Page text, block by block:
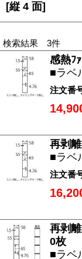
[縦 4 面]
検索結果 3件
感熱ﾌ
■ラベ
注文番
再剥
■ラベ
注文番
再剥
0枚
■ラベ